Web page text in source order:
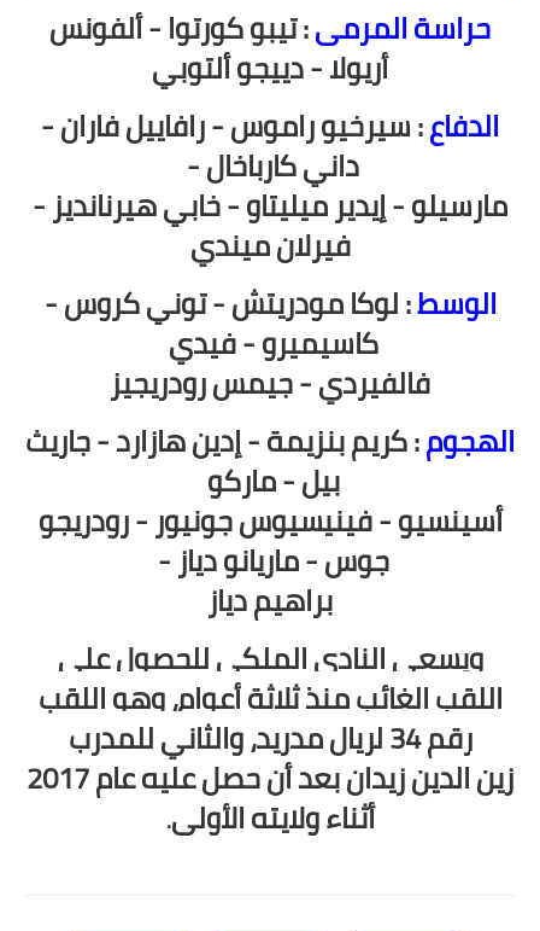
حراسة المرمى: تيبو كورتوا - ألفونس
أريولا - دييجو ألتوبي
الدفاع: سيرخيو راموس - رافاييل فاران -
داني كارباخال -
مارسيلو - إيدير ميليتاو - خابي هيرنانديز -
فيرلان ميندي
الوسط: لوكا مودريتش - توني كروس -
كاسيميرو - فيدي
فالفيردي - جيمس رودريجيز
الهجوم: كريم بنزيمة - إدين هازارد - جاريث
بيل - ماركو
أسينسيو - فينيسيوس جونيور - رودريجو
جوس - ماريانو دياز -
براهيم دياز
ويسعى النادي الملكي للحصول على
اللقب الغائب منذ ثلاثةأعوام،وهو اللقب
رقم 34 لريال مدريد، والثاني للمدرب
زينالدين زيدان بعد أن حصل عليه عام 2017
أثناء ولايته الأولى.